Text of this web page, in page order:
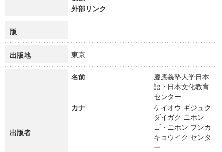
外部リンク
版
出版地 東京
出版者
名前
慶應義塾大学日本
語・日本文化教育
センター
カナ
ケイオウ ギジュク
ダイガク ニホン
ゴ・ニホン ブンカ
キョウイク センタ
ー